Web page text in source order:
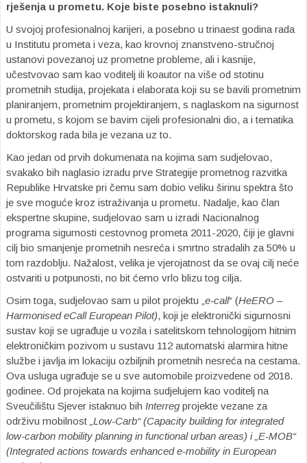
rješenja u prometu. Koje biste posebno istaknuli?
U svojoj profesionalnoj karijeri, a posebno u trinaest godina rada
u Institutu prometa i veza, kao krovnoj znanstveno-stručnoj
ustanovi povezanoj uz prometne probleme, ali i kasnije,
učestvovao sam kao voditelj ili koautor na više od stotinu
prometnih studija, projekata i elaborata koji su se bavili prometnim
planiranjem, prometnim projektiranjem, s naglaskom na sigurnost
u prometu, s kojom se bavim cijeli profesionalni dio, a i tematika
doktorskog rada bila je vezana uz to.
Kao jedan od prvih dokumenata na kojima sam sudjelovao,
svakako bih naglasio izradu prve Strategije prometnog razvitka
Republike Hrvatske pri čemu sam dobio veliku širinu spektra što
je sve moguće kroz istraživanja u prometu. Nadalje, kao član
ekspertne skupine, sudjelovao sam u izradi Nacionalnog
programa sigurnosti cestovnog prometa 2011-2020, čiji je glavni
cilj bio smanjenje prometnih nesreća i smrtno stradalih za 50% u
tom razdoblju. Nažalost, velika je vjerojatnost da se ovaj cilj neće
ostvariti u potpunosti, no bit ćemo vrlo blizu tog cilja.
Osim toga, sudjelovao sam u pilot projektu „ e-call“ (HeERO –
Harmonised eCall European Pilot), koji je elektronički sigurnosni
sustav koji se ugrađuje u vozila i satelitskom tehnologijom hitnim
elektroničkim pozivom u sustavu 112 automatski alarmira hitne
službe i javlja im lokaciju ozbiljnih prometnih nesreća na cestama.
Ova usluga ugrađuje se u sve automobile proizvedene od 2018.
godinee. Od projekata na kojima sudjelujem kao voditelj na
Sveučilištu Sjever istaknuo bih Interreg projekte vezane za
održivu mobilnost „Low-Carb“ (Capacity building for integrated
low-carbon mobility planning in functional urban areas) i „E-MOB“
(Integrated actions towards enhanced e-mobility in European